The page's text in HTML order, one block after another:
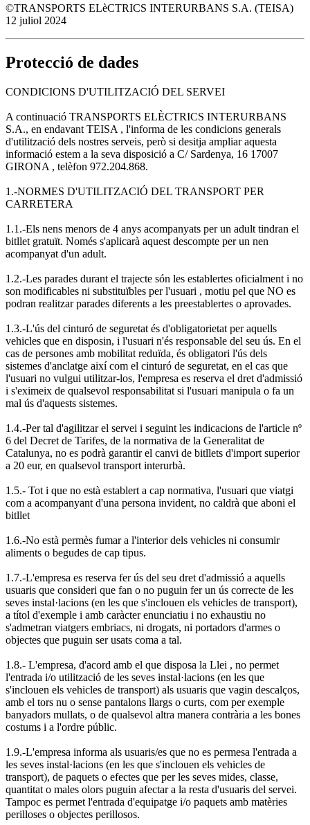
©TRANSPORTS ELèCTRICS INTERURBANS S.A. (TEISA)
12 juliol 2024
Protecció de dades
CONDICIONS D'UTILITZACIÓ DEL SERVEI
A continuació TRANSPORTS ELÈCTRICS INTERURBANS
S.A., en endavant TEISA , l'informa de les condicions generals
d'utilització dels nostres serveis, però si desitja ampliar aquesta
informació estem a la seva disposició a C/ Sardenya, 16 17007
GIRONA , telèfon 972.204.868.
1.-NORMES D'UTILITZACIÓ DEL TRANSPORT PER
CARRETERA
1.1.-Els nens menors de 4 anys acompanyats per un adult tindran el
bitllet gratuït. Només s'aplicarà aquest descompte per un nen
acompanyat d'un adult.
1.2.-Les parades durant el trajecte són les establertes oficialment i no
son modificables ni substituïbles per l'usuari , motiu pel que NO es
podran realitzar parades diferents a les preestablertes o aprovades.
1.3.-L'ús del cinturó de seguretat és d'obligatorietat per aquells
vehicles que en disposin, i l'usuari n'és responsable del seu ús. En el
cas de persones amb mobilitat reduïda, és obligatori l'ús dels
sistemes d'anclatge així com el cinturó de seguretat, en el cas que
l'usuari no vulgui utilitzar-los, l'empresa es reserva el dret d'admissió
i s'eximeix de qualsevol responsabilitat si l'usuari manipula o fa un
mal ús d'aquests sistemes.
1.4.-Per tal d'agilitzar el servei i seguint les indicacions de l'article nº
6 del Decret de Tarifes, de la normativa de la Generalitat de
Catalunya, no es podrà garantir el canvi de bitllets d'import superior
a 20 eur, en qualsevol transport interurbà.
1.5.- Tot i que no està establert a cap normativa, l'usuari que viatgi
com a acompanyant d'una persona invident, no caldrà que aboni el
bitllet
1.6.-No està permès fumar a l'interior dels vehicles ni consumir
aliments o begudes de cap tipus.
1.7.-L'empresa es reserva fer ús del seu dret d'admissió a aquells
usuaris que consideri que fan o no puguin fer un ús correcte de les
seves instal·lacions (en les que s'inclouen els vehicles de transport),
a títol d'exemple i amb caràcter enunciatiu i no exhaustiu no
s'admetran viatgers embriacs, ni drogats, ni portadors d'armes o
objectes que puguin ser usats coma a tal.
1.8.- L'empresa, d'acord amb el que disposa la Llei , no permet
l'entrada i/o utilització de les seves instal·lacions (en les que
s'inclouen els vehicles de transport) als usuaris que vagin descalços,
amb el tors nu o sense pantalons llargs o curts, com per exemple
banyadors mullats, o de qualsevol altra manera contrària a les bones
costums i a l'ordre públic.
1.9.-L'empresa informa als usuaris/es que no es permesa l'entrada a
les seves instal·lacions (en les que s'inclouen els vehicles de
transport), de paquets o efectes que per les seves mides, classe,
quantitat o males olors puguin afectar a la resta d'usuaris del servei.
Tampoc es permet l'entrada d'equipatge i/o paquets amb matèries
perilloses o objectes perillosos.